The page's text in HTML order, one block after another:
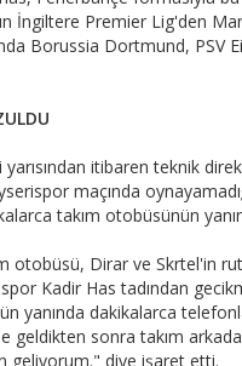
İngiltere Premier Lig'den
Borussia Dortmund, PSV
itibaren teknik
maçında
takım otobüsünün
otobüsü, Dirar ve Skrtel'in
Kadir Has tadından
yanında dakikalarca
sonra takım
geliyorum." diye işaret etti.